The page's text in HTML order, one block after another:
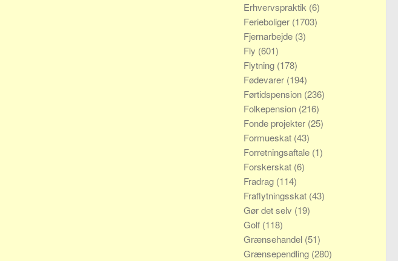
Erhvervspraktik (6)
Ferieboliger (1703)
Fjernarbejde (3)
Fly (601)
Flytning (178)
Fødevarer (194)
Førtidspension (236)
Folkepension (216)
Fonde projekter (25)
Formueskat (43)
Forretningsaftale (1)
Forskerskat (6)
Fradrag (114)
Fraflytningsskat (43)
Gør det selv (19)
Golf (118)
Grænsehandel (51)
Grænsependling (280)